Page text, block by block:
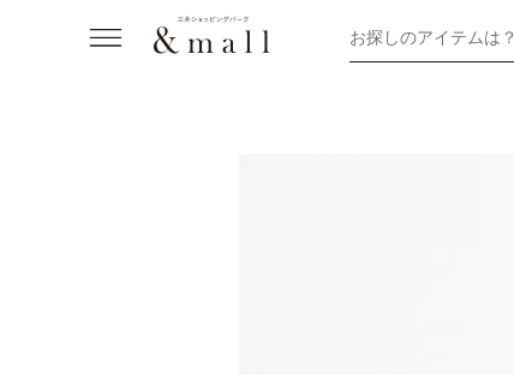
お探しのアイテムは？